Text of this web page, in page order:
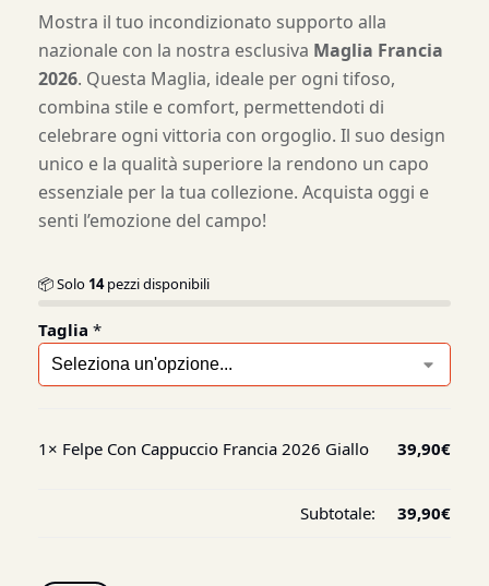
Mostra il tuo incondizionato supporto alla
nazionale con la nostra esclusiva Maglia Francia
2026. Questa Maglia, ideale per ogni tifoso,
combina stile e comfort, permettendoti di
celebrare ogni vittoria con orgoglio. Il suo design
unico e la qualità superiore la rendono un capo
essenziale per la tua collezione. Acquista oggi e
senti l’emozione del campo!
📦 Solo 14pezzi disponibili
Taglia *
1× Felpe Con Cappuccio Francia 2026 Giallo 39,90€
Subtotale: 39,90€